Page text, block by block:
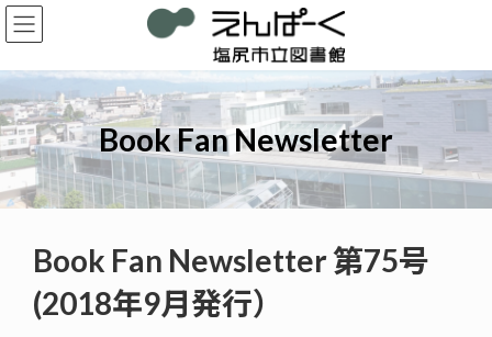
コ
ン
ン
ツ
へ
ス
キ
ッ
プ
ナ
ビ
ー
シ
ョ
ン
に
移
動
Book Fan Newsletter
Book Fan Newsletter 第75号
(2018年9月発行）